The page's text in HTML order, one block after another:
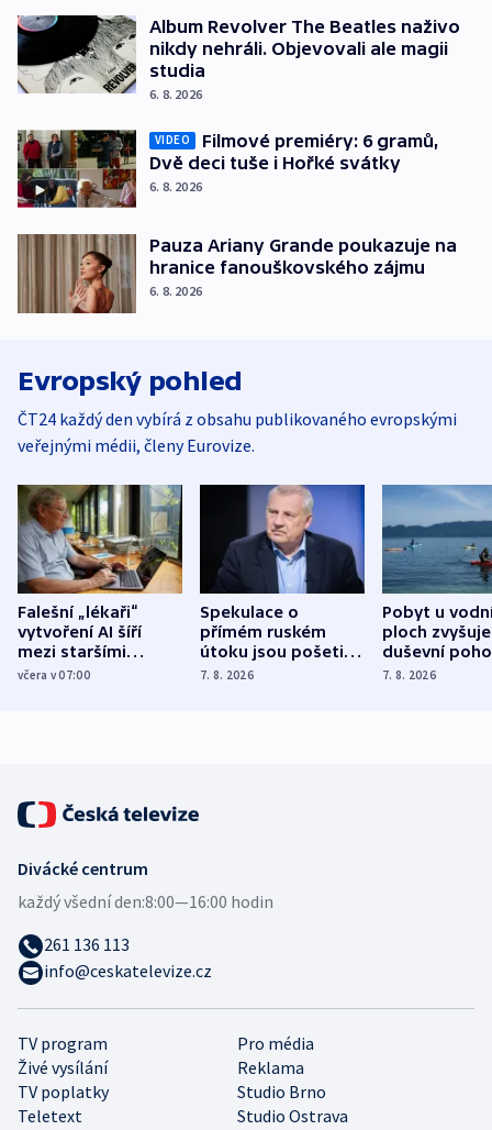
Album Revolver The Beatles naživo
nikdy nehráli. Objevovali ale magii
studia
6. 8. 2026
VIDEO
Filmové premiéry: 6 gramů,
Dvě deci tuše i Hořké svátky
6. 8. 2026
Pauza Ariany Grande poukazuje na
hranice fanouškovského zájmu
6. 8. 2026
Evropský pohled
ČT24 každý den vybírá z obsahu publikovaného evropskými
veřejnými médii, členy Eurovize.
Falešní „lékaři“
vytvoření AI šíří
mezi staršími
Poláky nebezpečné
včera v 07:00
Spekulace o
přímém ruském
útoku jsou pošetilé,
míní estonský
7. 8. 2026
Pobyt u
ploch zvyšuje
duševní
ukázala
7. 8. 2026
TV program
Pro média
Živé vysílání
Reklama
TV poplatky
Studio Brno
Teletext
Studio Ostrava
Divácké centrum
každý všední den:8:00—16:00 hodin
261 136 113
info@ceskatelevize.cz